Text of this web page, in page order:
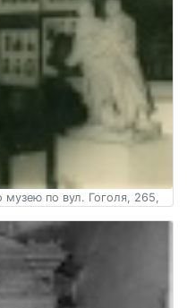
музею по вул. Гоголя, 265,